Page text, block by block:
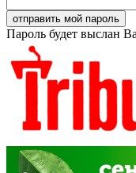
Пароль будет выслан